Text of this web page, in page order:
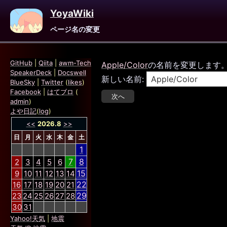
YoyaWiki
ページ名の変更
Apple/Colorの名前を変更します
新しい名前:
GitHub Qiita
awm-Tech
SpeakerDeck
Docswell
BlueSky
Twitter (likes)
Facebook
はてブロ (
admin)
よや日記(log)
<< 2026.8 >>
日 月 火 水 木 金 土
1
2 3 4 5 6 7 8
9 10 11 12 13 14 15
16 17 18 19 20 21 22
23 24 25 26 27 28 29
30 31
Yahoo!天気
地震